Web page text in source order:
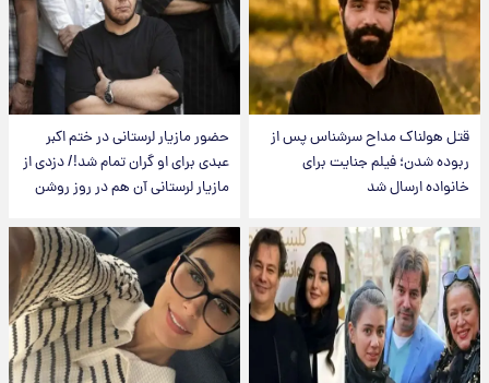
قتل هولناک مداح سرشناس پس از
ربوده شدن؛ فیلم جنایت برای
خانواده ارسال شد
حضور مازیار لرستانی در ختم اکبر
عبدی برای او گران تمام شد!/ دزدی از
مازیار لرستانی آن هم در روز روشن